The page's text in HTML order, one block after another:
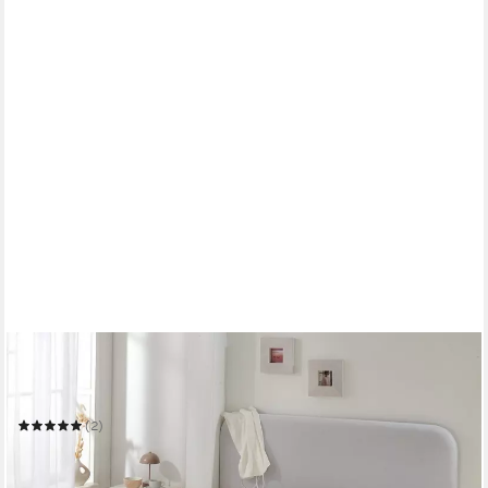
Mehrere Größen
(2)
ab 28,99 € 44,99 €